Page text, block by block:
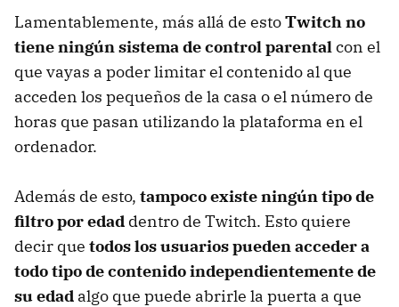
Lamentablemente, más allá de estoTwitch no
tiene ningún sistema de control parentalcon el
que vayas a poder limitar el contenido al que
acceden los pequeños de la casa o el número de
horas que pasan utilizando la plataforma en el
ordenador.
Además de esto, tampoco existe ningún tipo de
filtro por edad dentro de Twitch. Esto quiere
decir que todos los usuarios pueden acceder a
todo tipo de contenido independientemente de
su edad algo que puede abrirle la puerta a que